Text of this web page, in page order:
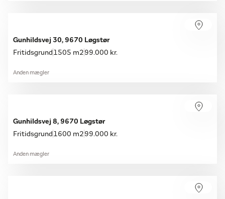
Gunhildsvej 30, 9670 Løgstør
Fritidsgrund 1505 m2 99.000 kr.
Anden mægler
Gunhildsvej 8, 9670 Løgstør
Fritidsgrund 1600 m2 99.000 kr.
Anden mægler